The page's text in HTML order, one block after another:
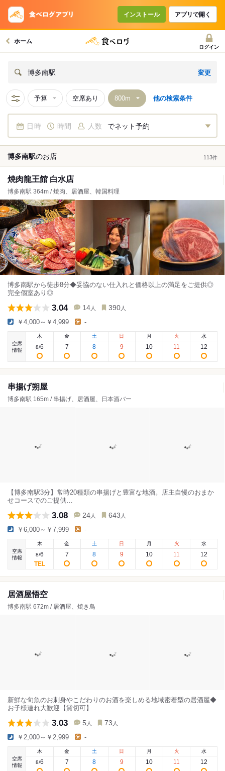
インストール アプリで開く
ホーム
ログイン
博多南駅 変更
予算 空席あり 他の検索条件
日時 時間 人数 でネット予約
博多南駅のお店 113件
焼肉龍王館 白水店
博多南駅 364m / 焼肉、居酒屋、韓国料理
博多南駅から徒歩8分◆妥協のない仕入れと価格以上の満足をご提供◎
完全個室あり◎
3.04 14 人 390 人
￥4,000～￥4,999 -
空席
情報
木
8/6
金
7
土
8
日
9
月
10
火
11
水
12
串揚げ朔屋
博多南駅 165m / 串揚げ、居酒屋、日本酒バー
【博多南駅3分】常時20種類の串揚げと豊富な地酒。店主自慢のおまか
せコースでのご提供…
3.08 24 人 643 人
￥6,000～￥7,999 -
空席
情報
木
8/6
金
7
土
8
日
9
月
10
火
11
水
12
居酒屋悟空
博多南駅 672m / 居酒屋、焼き鳥
新鮮な旬魚のお刺身やこだわりのお酒を楽しめる地域密着型の居酒屋◆
お子様連れ大歓迎【貸切可】
3.03 5 人 73 人
￥2,000～￥2,999 -
空席
情報
木
8/6
金
7
土
8
日
9
月
10
火
11
水
12